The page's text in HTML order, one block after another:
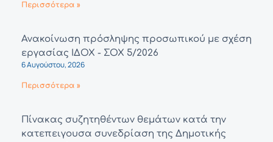
Περισσότερα »
Ανακοίνωση πρόσληψης προσωπικού με σχέση
εργασίας ΙΔΟΧ - ΣΟΧ 5/2026
6 Αυγούστου, 2026
Περισσότερα »
Πίνακας συζητηθέντων θεμάτων κατά την
κατεπειγουσα συνεδρίαση της Δημοτικής